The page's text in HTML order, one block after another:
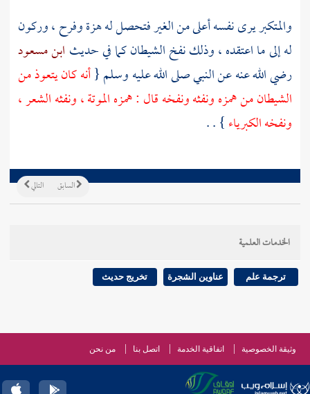
والمتكبر يرى نفسه أعلى من الغير فتحصل له هزة وفرح ، وركون
له إلى ما اعتقده ، وذلك نفخ الشيطان كما في حديث ابن مسعود
رضي الله عنه عن النبي صلى الله عليه وسلم {أنه كان يتعوذ من
الشيطان من همزه ونفثه ونفخه قال : همزه الموتة ، ونفثه الشعر ،
ونفخه الكبرياء} . .
التالي السابق
الخدمات العلمية
ترجمة علم عناوين الشجرة تخريج حديث
وثيقة الخصوصية اتفاقية الخدمة اتصل بنا من نحن